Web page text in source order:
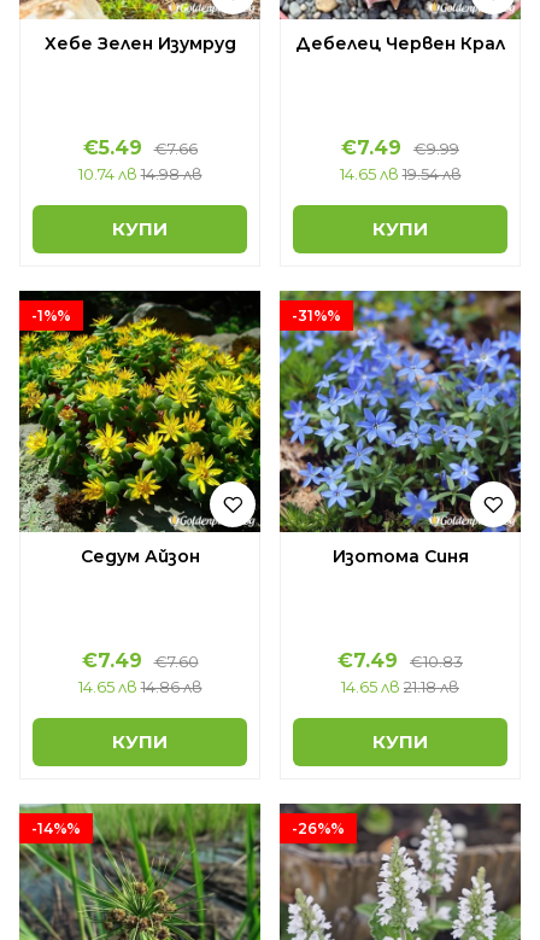
Хебе Зелен Изумруд
€5.49
€7.66
10.74 лв 14.98 лв
КУПИ
Дебелец Червен Крал
€7.49
€9.99
14.65 лв 19.54 лв
КУПИ
-1%%
Седум Айзон
€7.49
€7.60
14.65 лв 14.86 лв
КУПИ
-31%%
Изотома Синя
€7.49
€10.83
14.65 лв 21.18 лв
КУПИ
-14%% -26%%